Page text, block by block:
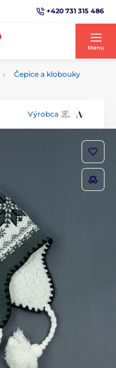
+420 731 315 486
Menu
Čepice a klobouky
Výrobca